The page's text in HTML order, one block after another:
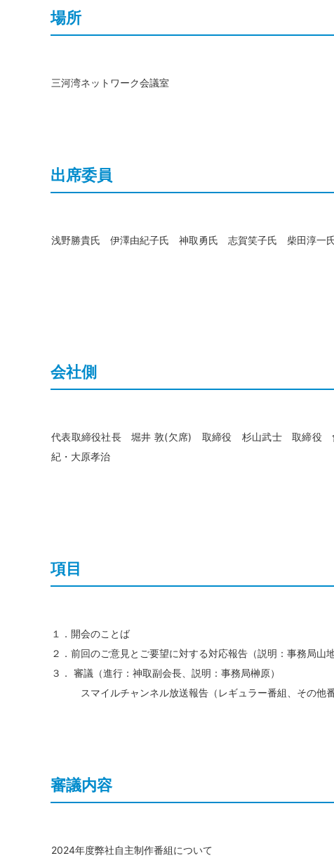
場所
三河湾ネットワーク会議室
出席委員
浅野勝貴氏 伊澤由紀子氏 神取勇氏 志賀笑子氏 柴田淳一
会社側
代表取締役社長 堀井 敦(欠席) 取締役 杉山武士 取締役
紀・大原孝治
項目
１．開会のことば
２．前回のご意見とご要望に対する対応報告（説明：事務局山地
３． 審議（進行：神取副会長、説明：事務局榊原）
スマイルチャンネル放送報告（レギュラー番組、その他番
審議内容
2024年度弊社自主制作番組について